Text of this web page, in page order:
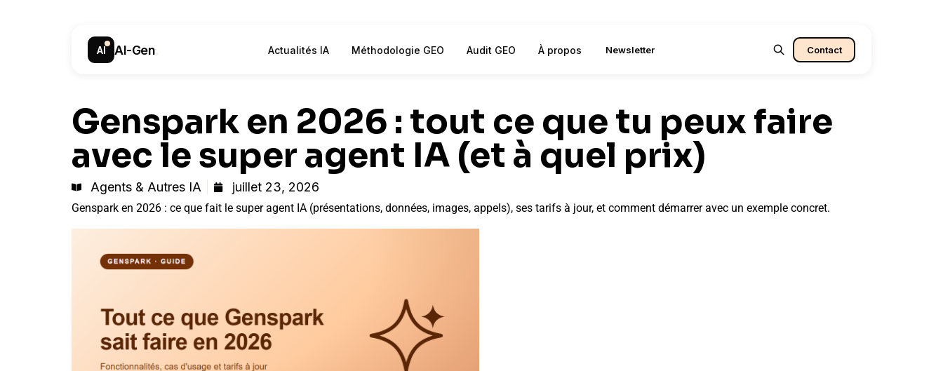
AI AI-Gen. Actualités IA Méthodologie GEO Audit GEO À propos Newsletter Contact
Genspark en 2026 : tout ce que tu peux faire
avec le super agent IA (et à quel prix)
Agents & Autres IA juillet 23, 2026
Genspark en 2026 : ce que fait le super agent IA (présentations, données, images, appels), ses tarifs à jour, et comment démarrer avec un exemple concret.